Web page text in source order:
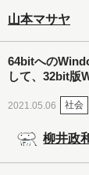
山本マサヤ
64bitへの
して、32bit版
2021.05.06 社会
柳井政